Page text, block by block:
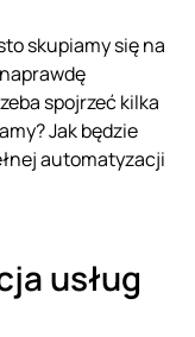
skupiamy się na
spojrzeć kilka
Jak będzie
automatyzacji
usług